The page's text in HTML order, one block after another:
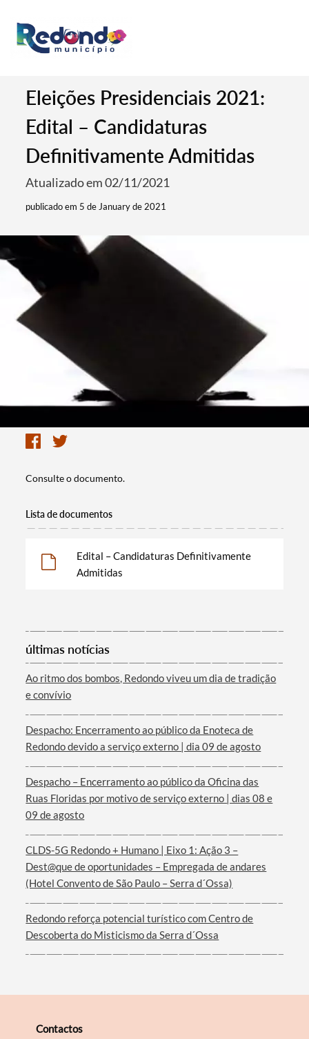
Termo de Pesquisa
Categorias gerais
Eleições Presidenciais 2021:
Edital – Candidaturas
Definitivamente Admitidas
Atualizado em 02/11/2021
publicado em 5 de January de 2021
Consulte o documento.
Lista de documentos
Edital – Candidaturas Definitivamente
Admitidas
últimas notícias
Ao ritmo dos bombos, Redondo viveu um dia de tradição
e convívio
Despacho: Encerramento ao público da Enoteca de
Redondo devido a serviço externo | dia 09 de agosto
Despacho – Encerramento ao público da Oficina das
Ruas Floridas por motivo de serviço externo | dias 08 e
09 de agosto
CLDS-5G Redondo + Humano | Eixo 1: Ação 3 –
Dest@que de oportunidades – Empregada de andares
(Hotel Convento de São Paulo – Serra d´Ossa)
Redondo reforça potencial turístico com Centro de
Descoberta do Misticismo da Serra d´Ossa
Contactos